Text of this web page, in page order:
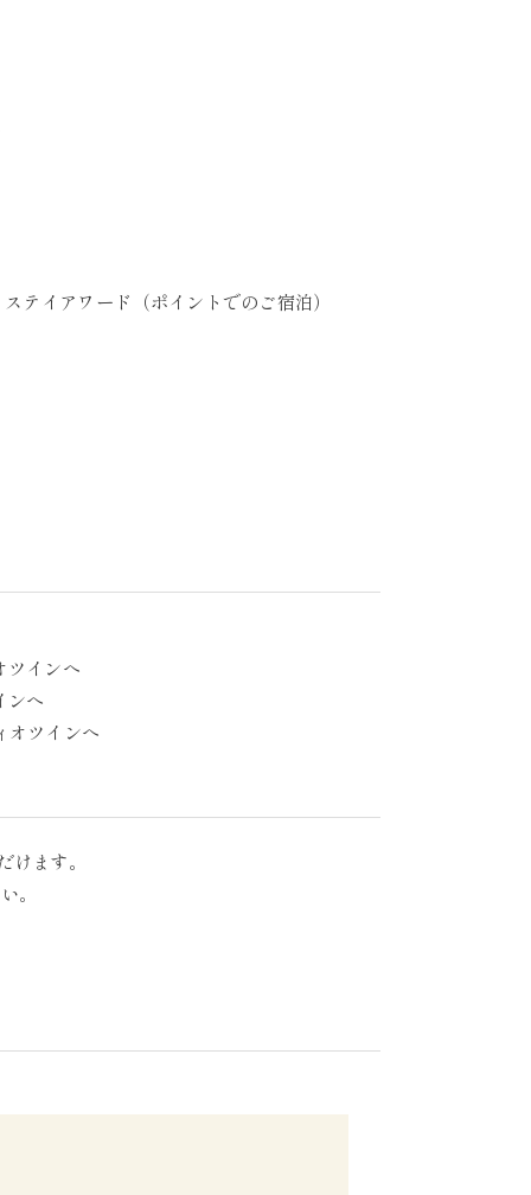
テイアワード（ポイントでのご宿泊）
ツインへ
ンへ
オツインへ
ます。
。